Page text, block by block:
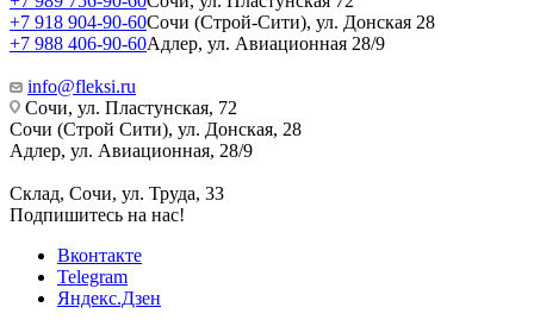
+7 918 904-90-60Сочи (Строй-Сити), ул. Донская 28
+7 988 406-90-60Адлер, ул. Авиационная 28/9
info@fleksi.ru
Сочи, ул. Пластунская, 72
Сочи (Строй Сити), ул. Донская, 28
Адлер, ул. Авиационная, 28/9
Склад, Сочи, ул. Труда, 33
Подпишитесь на нас!
Вконтакте
Telegram
Яндекс.Дзен